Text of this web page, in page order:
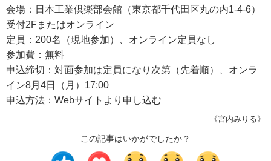
会場：日本工業倶楽部会館（東京都千代田区丸の内1-4-6）
受付2Fまたはオンライン
定員：200名（現地参加）、オンライン定員なし
参加費：無料
申込締切：対面参加は定員になり次第（先着順）、オンラ
イン8月4日（月）17:00
申込方法：Webサイトより申し込む
《宮内みりる》
この記事はいかがでしたか？